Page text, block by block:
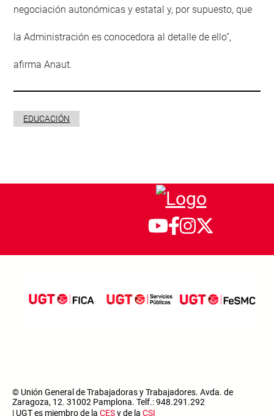
negociación autonómicas y estatal y, por supuesto, que
la Administración es conocedora al detalle de ello”,
afirma Anaut.
EDUCACIÓN
© Unión General de Trabajadoras y Trabajadores. Avda. de
Zaragoza, 12. 31002 Pamplona. Telf.: 948.291.292
| UGT es miembro de la CESy de la CSI